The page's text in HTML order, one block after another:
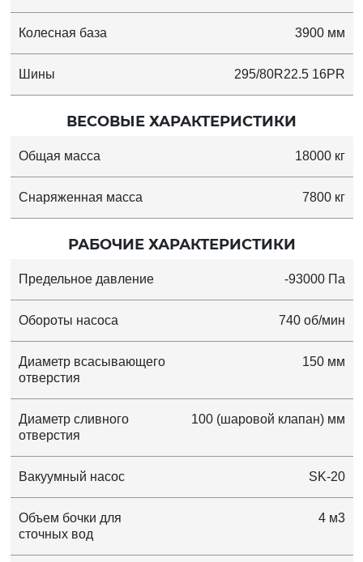
Колесная база 3900 мм
Шины 295/80R22.5 16PR
ВЕСОВЫЕ ХАРАКТЕРИСТИКИ
Общая масса 18000 кг
Снаряженная масса 7800 кг
РАБОЧИЕ ХАРАКТЕРИСТИКИ
Предельное давление -93000 Па
Обороты насоса 740 об/мин
Диаметр всасывающего
отверстия
150 мм
Диаметр сливного
отверстия
100 (шаровой клапан) мм
Вакуумный насос SK-20
Объем бочки для
сточных вод
4 м3